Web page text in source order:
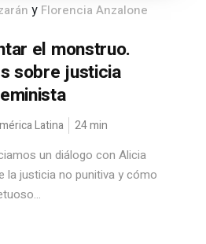
y Florencia Anzalone
el monstruo.
sobre justicia
Latina 24min
un diálogo con Alicia
la justicia no punitiva y cómo